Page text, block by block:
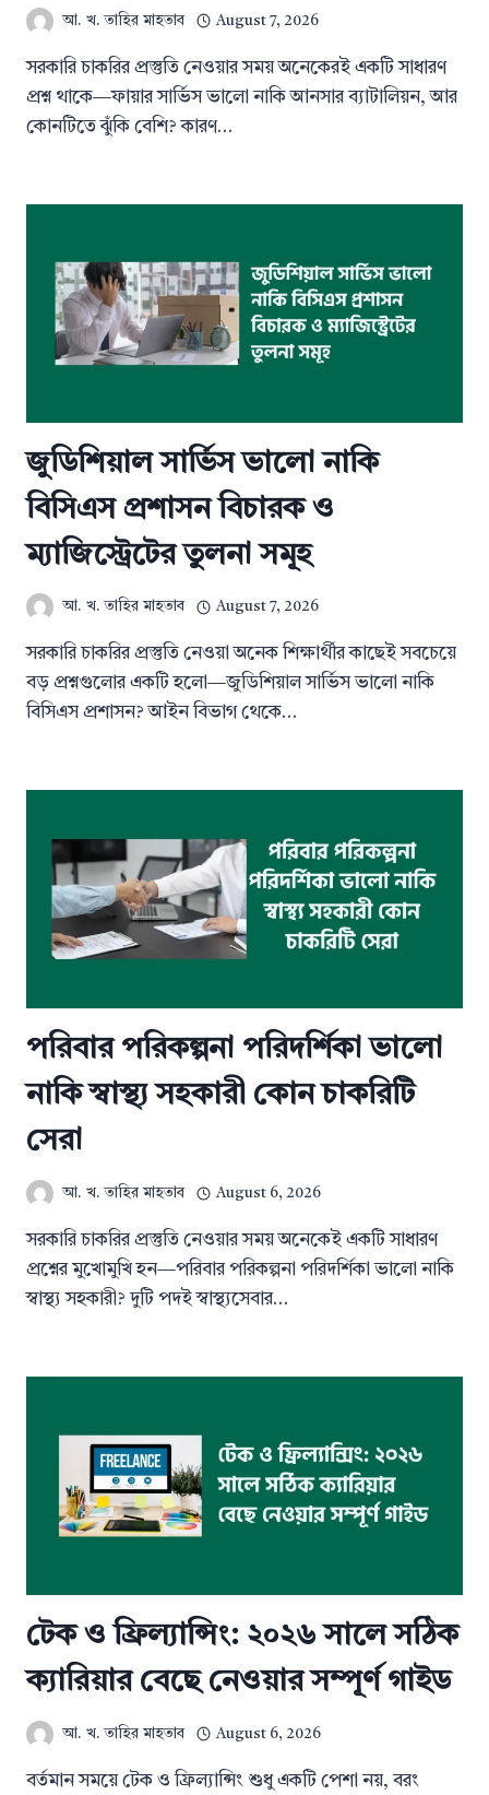
আ. খ. তাহির মাহতাব August 7, 2026
সরকারি চাকরির প্রস্তুতি নেওয়ার সময় অনেকেরই একটি সাধারণ
প্রশ্ন থাকে—ফায়ার সার্ভিস ভালো নাকি আনসার ব্যাটালিয়ন, আর
কোনটিতে ঝুঁকি বেশি? কারণ…
জুডিশিয়াল সার্ভিস ভালো নাকি
বিসিএস প্রশাসন বিচারক ও
ম্যাজিস্ট্রেটের তুলনা সমূহ
আ. খ. তাহির মাহতাব August 7, 2026
সরকারি চাকরির প্রস্তুতি নেওয়া অনেক শিক্ষার্থীর কাছেই সবচেয়ে
বড় প্রশ্নগুলোর একটি হলো—জুডিশিয়াল সার্ভিস ভালো নাকি
বিসিএস প্রশাসন? আইন বিভাগ থেকে…
পরিবার পরিকল্পনা পরিদর্শিকা ভালো
নাকি স্বাস্থ্য সহকারী কোন চাকরিটি
সেরা
আ. খ. তাহির মাহতাব August 6, 2026
সরকারি চাকরির প্রস্তুতি নেওয়ার সময় অনেকেই একটি সাধারণ
প্রশ্নের মুখোমুখি হন—পরিবার পরিকল্পনা পরিদর্শিকা ভালো নাকি
স্বাস্থ্য সহকারী? দুটি পদই স্বাস্থ্যসেবার…
টেক ও ফ্রিল্যান্সিং: ২০২৬ সালে সঠিক
ক্যারিয়ার বেছে নেওয়ার সম্পূর্ণ গাইড
আ. খ. তাহির মাহতাব August 6, 2026
বর্তমান সময়ে টেক ও ফ্রিল্যান্সিং শুধু একটি পেশা নয়, বরং